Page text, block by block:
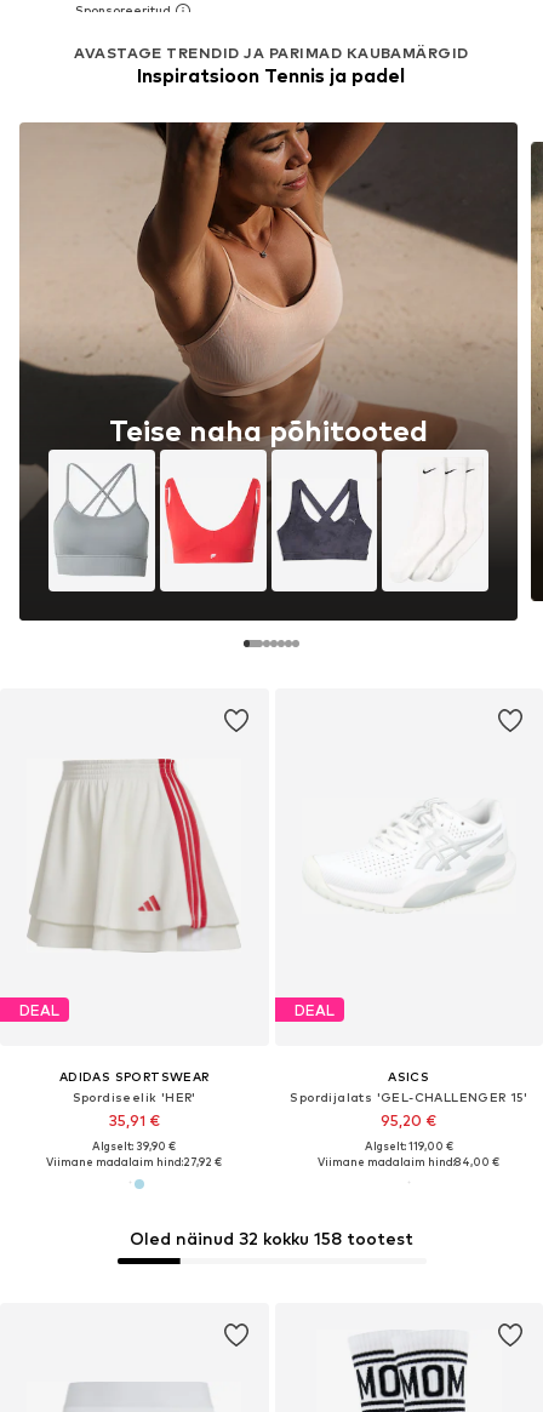
AVASTAGE TRENDID JA PARIMAD KAUBAMÄRGID
Inspiratsioon Tennis ja padel
Teise naha põhitooted
DEAL
ADIDAS SPORTSWEAR
Spordiseelik 'HER'
35,91 €
Algselt: 39,90 €
Viimane madalaim hind:27,92 €
DEAL
ASICS
Spordijalats 'GEL-CHALLENGER 15'
95,20 €
Algselt: 119,00 €
Viimane madalaim hind:84,00 €
Oled näinud 32 kokku 158 tootest